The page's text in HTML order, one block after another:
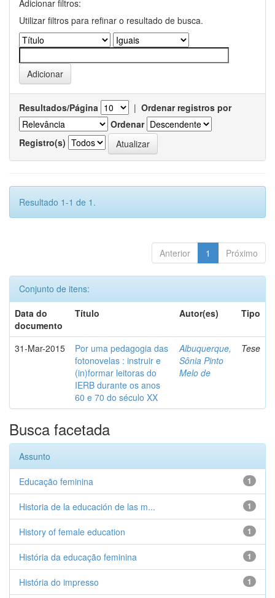
Adicionar filtros:
Utilizar filtros para refinar o resultado de busca.
Resultados/Página | Ordenar registros por
Ordenar
Registro(s)
Resultado 1-1 de 1.
Anterior 1 Próximo
Conjunto de itens:
Data do
documento
Título Autor(es) Tipo
31-Mar-2015
Por uma pedagogia das
fotonovelas : instruir e
(in)formar leitoras do
IERB durante os anos
60 e 70 do século XX
Albuquerque,
Sônia Pinto
Melo de
Tese
Busca facetada
Assunto
1
Educação feminina
1
Historia de la educación de las m...
1
History of female education
1
História da educação feminina
1
História do impresso